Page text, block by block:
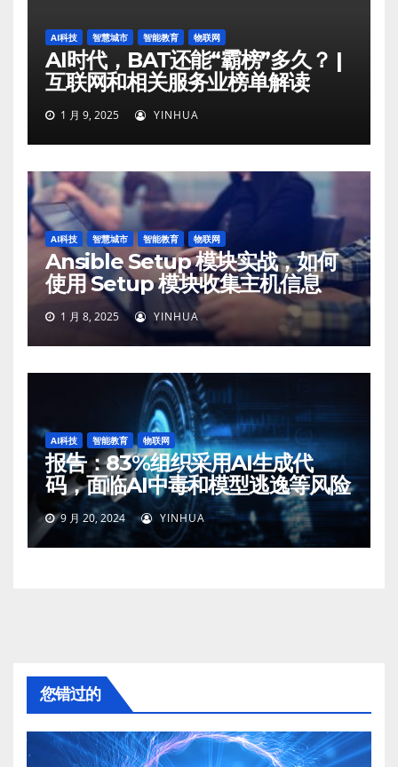
AI科技 智慧城市 智能教育 物联网
AI时代，BAT还能“霸榜”多久？ |
互联网和相关服务业榜单解读
1 月 9, 2025 YINHUA
AI科技 智慧城市 智能教育 物联网
Ansible Setup 模块实战，如何
使用 Setup 模块收集主机信息
1 月 8, 2025 YINHUA
AI科技 智能教育 物联网
报告：83%组织采用AI生成代
码，面临AI中毒和模型逃逸等风险
9 月 20, 2024 YINHUA
您错过的